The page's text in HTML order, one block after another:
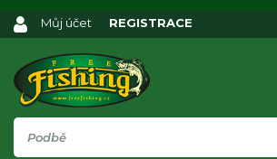
Můj účet REGISTRACE